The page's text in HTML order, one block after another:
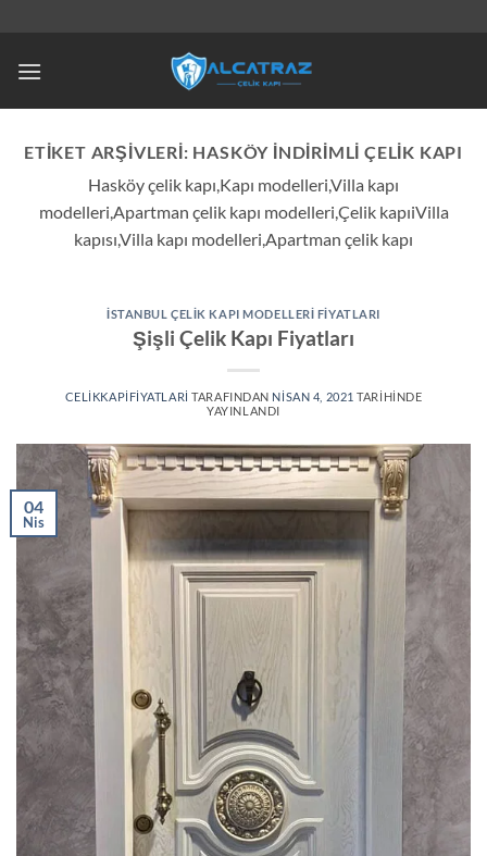
ETIKET ARŞIVLERI: HASKÖY INDIRIMLI ÇELIK KAPI
Hasköy çelik kapı,Kapı modelleri,Villa kapı
modelleri,Apartman çelik kapı modelleri,Çelik kapıiVilla
kapısı,Villa kapı modelleri,Apartman çelik kapı
İSTANBUL ÇELIK KAPI MODELLERI FIYATLARI
Şişli Çelik Kapı Fiyatları
CELIKKAPIFIYATLARI TARAFINDAN NISAN 4, 2021 TARIHINDE
YAYINLANDI
04
Nis